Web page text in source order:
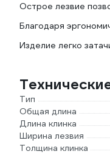
Острое лезвие
Благодаря
Изделие легко
Тип
Общая длина
Длина клинка
Ширина лезвия
Толщина клинка